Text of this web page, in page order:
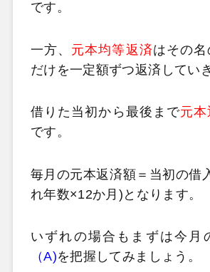
です。
一方、 元本均等返済はその名
だけを一定額ずつ返済してい
借りた当初から最後まで元
です。
毎月の元本返済額＝当初の借
れ年数×12か月)となります。
いずれの場合もまずは今月
（A)を把握してみましょう。